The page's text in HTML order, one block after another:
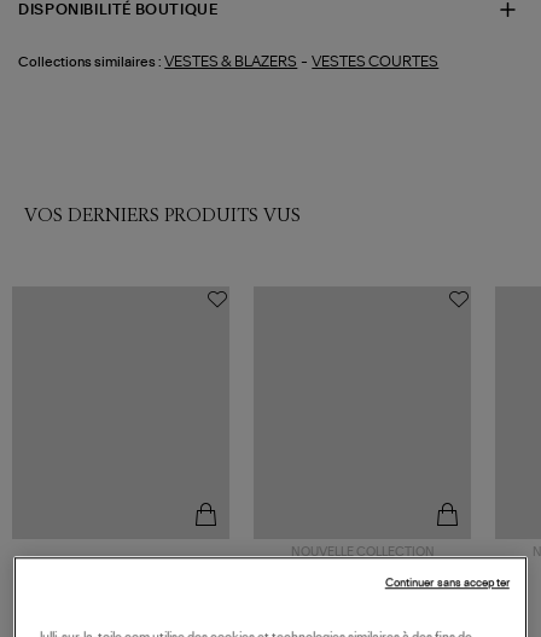
DISPONIBILITÉ BOUTIQUE
Collections similaires : VESTES & BLAZERS -VESTES COURTES
VOS DERNIERS PRODUITS VUS
NOUVELLE COLLECTION
Mocassins Killian Sport
Continuer sans accepter